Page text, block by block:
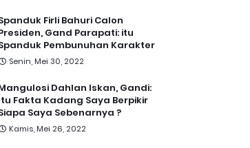
Firli Bahuri Calon
Gand Parapati: itu
Pembunuhan Karakter
Senin, Mei 30, 2022
Dahlan Iskan, Gandi:
Fakta Kadang Saya Berpikir
Saya Sebenarnya ?
Kamis, Mei 26, 2022